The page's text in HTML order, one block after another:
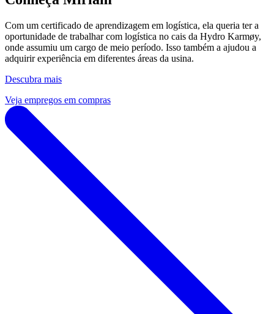
Com um certificado de aprendizagem em logística, ela queria ter a
oportunidade de trabalhar com logística no cais da Hydro Karmøy,
onde assumiu um cargo de meio período. Isso também a ajudou a
adquirir experiência em diferentes áreas da usina.
Descubra mais
Veja empregos em compras